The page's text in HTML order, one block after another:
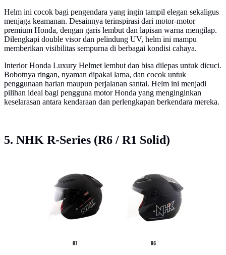
Helm ini cocok bagi pengendara yang ingin tampil elegan sekaligus
menjaga keamanan. Desainnya terinspirasi dari motor-motor
premium Honda, dengan garis lembut dan lapisan warna mengilap.
Dilengkapi double visor dan pelindung UV, helm ini mampu
memberikan visibilitas sempurna di berbagai kondisi cahaya.
Interior Honda Luxury Helmet lembut dan bisa dilepas untuk dicuci.
Bobotnya ringan, nyaman dipakai lama, dan cocok untuk
penggunaan harian maupun perjalanan santai. Helm ini menjadi
pilihan ideal bagi pengguna motor Honda yang menginginkan
keselarasan antara kendaraan dan perlengkapan berkendara mereka.
5. NHK R-Series (R6 / R1 Solid)